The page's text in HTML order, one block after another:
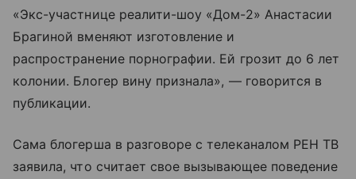
«Экс-участнице реалити-шоу «Дом-2» Анастасии
Брагиной вменяют изготовление и
распространение порнографии. Ей грозит до 6 лет
колонии. Блогер вину признала», — говорится в
публикации.
Сама блогерша в разговоре с телеканалом РЕН ТВ
заявила, что считает свое вызывающее поведение